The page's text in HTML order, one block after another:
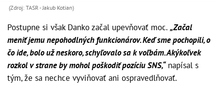
(Zdroj: TASR - Jakub Kotian)
Postupne si však Danko začal upevňovať moc. „Začal
meniť jemu nepohodlných funkcionárov. Keď sme pochopili, o
čo ide, bolo už neskoro, schyľovalo sa k voľbám. Akýkoľvek
rozkol v strane by mohol poškodiť pozíciu SNS,“napísal s
tým, že sa nechce vyviňovať ani ospravedlňovať.